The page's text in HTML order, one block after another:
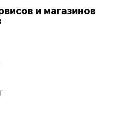
и магазинов